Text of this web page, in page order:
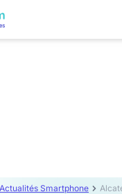
Actualités Smartphone